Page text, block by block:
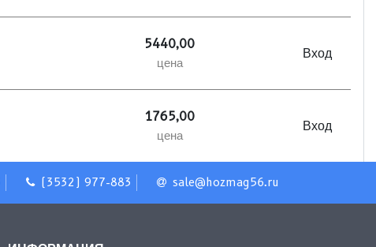
5440,00
цена
Вход
1765,00
цена
Вход
(3532) 977-883 sale@hozmag56.ru